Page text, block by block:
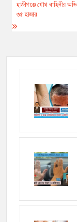
navigation
হাজীগঞ্জে যৌথ বাহিনীর
৩৫ হাজার